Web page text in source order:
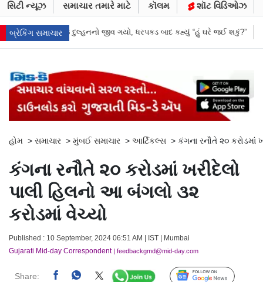
સિટી ન્યૂઝ સમાચાર તમારે માટે કૉલમ શૉટ વિડિઓઝ
બ્રેકિંગ સમાચાર
બાદ કહ્યું “હું ઘરે જઈ શકું?” ‘હું બાબા બાગેશ્વર નથી...’: IIT દિલ્હીમાં
હોમ > સમાચાર > મુંબઈ સમાચાર > આર્ટિકલ્સ > કંગના રનૌતે ૨૦ કરોડમાં
કંગના રનૌતે ૨૦ કરોડમાં ખરીદેલો
પાલી હિલનો આ બંગલો ૩૨
કરોડમાં વેચ્યો
Published : 10 September, 2024 06:51 AM | IST | Mumbai
Gujarati Mid-day Correspondent| feedbackgmd@mid-day.com
Share: Follow Us